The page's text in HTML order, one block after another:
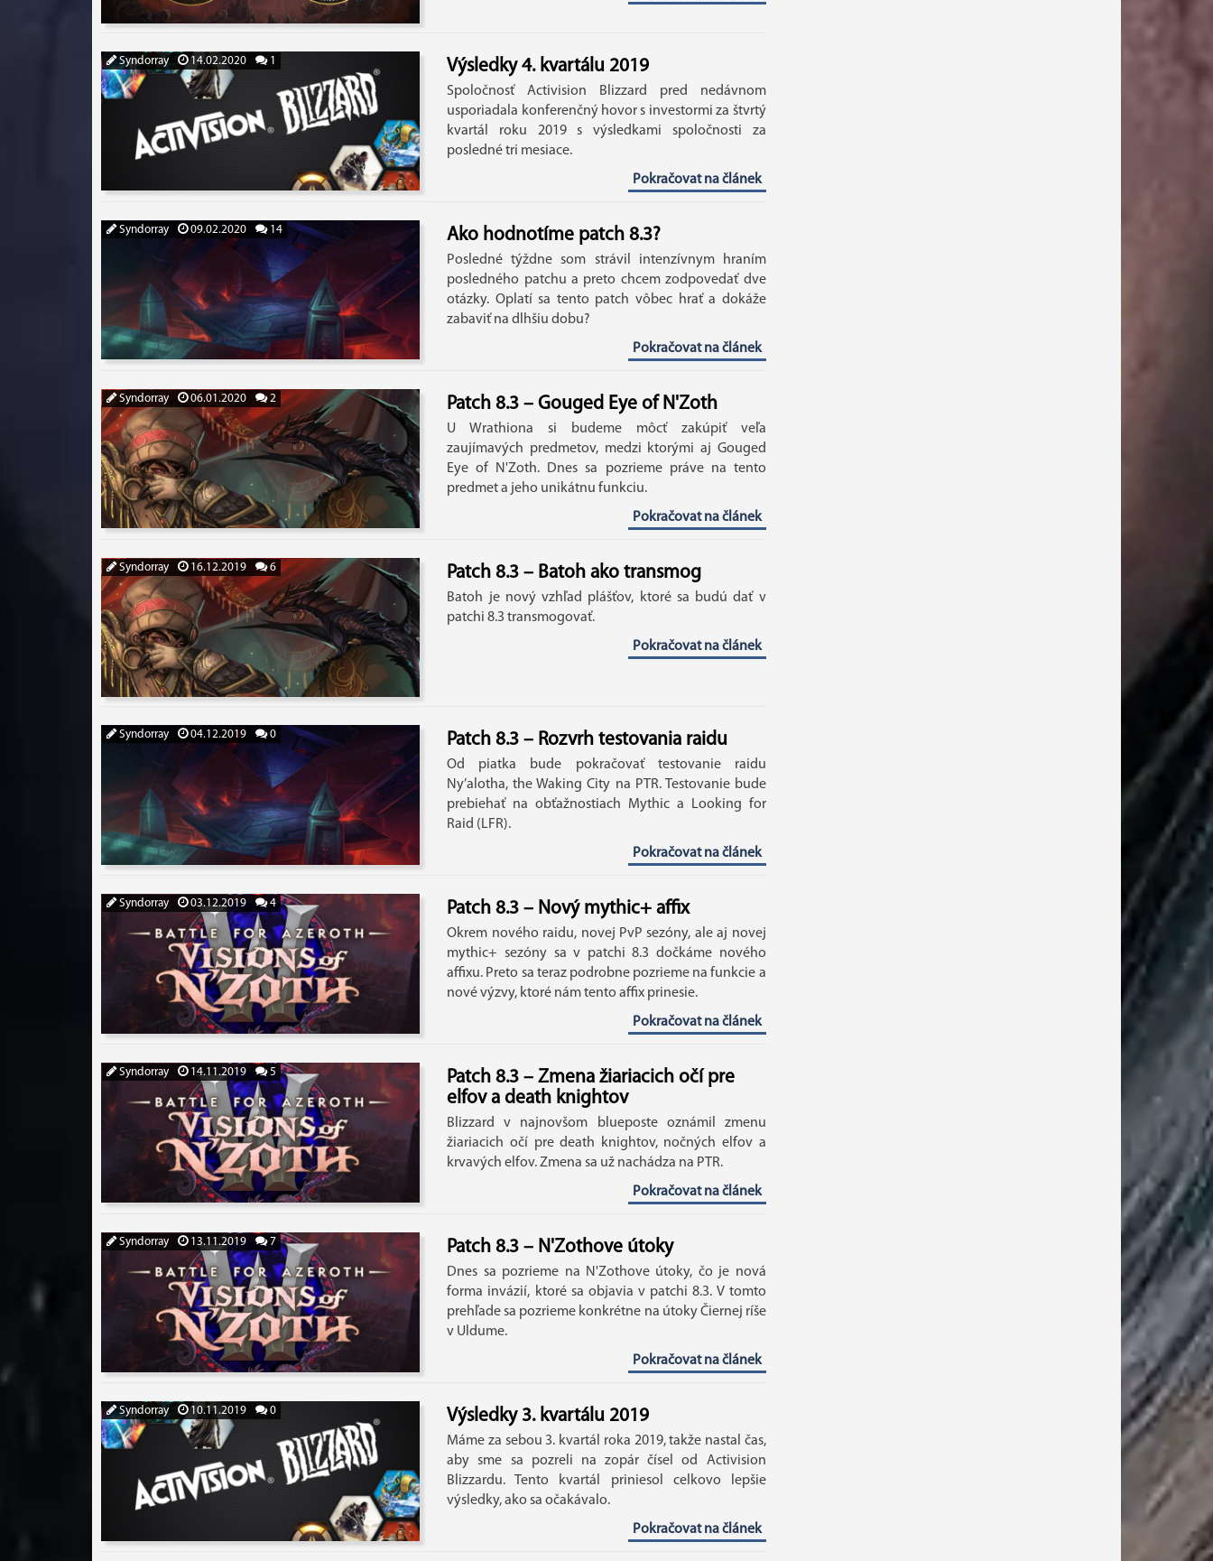
Syndorray 14.02.2020 1 Výsledky 4. kvartálu 2019
Spoločnosť Activision Blizzard pred nedávnom
usporiadala konferenčný hovor s investormi za štvrtý
kvartál roku 2019 s výsledkami spoločnosti za
posledné tri mesiace.
Pokračovat na článek
Syndorray 09.02.2020 14 Ako hodnotíme patch 8.3?
Posledné týždne som strávil intenzívnym hraním
posledného patchu a preto chcem zodpovedať dve
otázky. Oplatí sa tento patch vôbec hrať a dokáže
zabaviť na dlhšiu dobu?
Pokračovat na článek
Syndorray 06.01.2020 2 Patch 8.3 – Gouged Eye of N'Zoth
U Wrathiona si budeme môcť zakúpiť veľa
zaujímavých predmetov, medzi ktorými aj Gouged
Eye of N'Zoth. Dnes sa pozrieme práve na tento
predmet a jeho unikátnu funkciu.
Pokračovat na článek
Syndorray 16.12.2019 6 Patch 8.3 – Batoh ako transmog
Batoh je nový vzhľad plášťov, ktoré sa budú dať v
patchi 8.3 transmogovať.
Pokračovat na článek
Syndorray 04.12.2019 0 Patch 8.3 – Rozvrh testovania raidu
Od piatka bude pokračovať testovanie raidu
Ny’alotha, the Waking City na PTR. Testovanie bude
prebiehať na obťažnostiach Mythic a Looking for
Raid (LFR).
Pokračovat na článek
Syndorray 03.12.2019 4 Patch 8.3 – Nový mythic+ affix
Okrem nového raidu, novej PvP sezóny, ale aj novej
mythic+ sezóny sa v patchi 8.3 dočkáme nového
affixu. Preto sa teraz podrobne pozrieme na funkcie a
nové výzvy, ktoré nám tento affix prinesie.
Pokračovat na článek
Syndorray 14.11.2019 5
Patch 8.3 – Zmena žiariacich očí pre
elfov a death knightov
Blizzard v najnovšom blueposte oznámil zmenu
žiariacich očí pre death knightov, nočných elfov a
krvavých elfov. Zmena sa už nachádza na PTR.
Pokračovat na článek
Syndorray 13.11.2019 7 Patch 8.3 – N'Zothove útoky
Dnes sa pozrieme na N'Zothove útoky, čo je nová
forma invázií, ktoré sa objavia v patchi 8.3. V tomto
prehľade sa pozrieme konkrétne na útoky Čiernej ríše
v Uldume.
Pokračovat na článek
Syndorray 10.11.2019 0 Výsledky 3. kvartálu 2019
Máme za sebou 3. kvartál roka 2019, takže nastal čas,
aby sme sa pozreli na zopár čísel od Activision
Blizzardu. Tento kvartál priniesol celkovo lepšie
výsledky, ako sa očakávalo.
Pokračovat na článek